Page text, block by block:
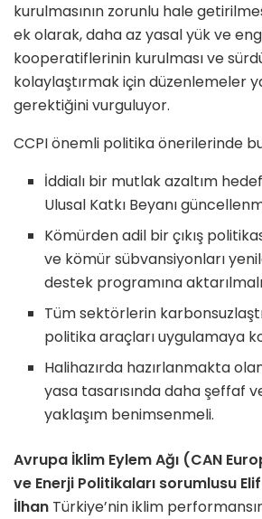
kurulmasının zorunlu hale
ek olarak, daha az yasal yük ve
kooperatiflerinin kurulması ve
kolaylaştırmak için düzenlemeler
gerektiğini vurguluyor.
CCPI önemli politika önerilerinde
İddialı bir mutlak azaltım
Ulusal Katkı Beyanı
Kömürden adil bir çıkış
ve kömür sübvansiyonları
destek programına
Tüm sektörlerin
politika araçları uygulamaya
Halihazırda hazırlanmakta
yasa tasarısında daha şeffaf
yaklaşım benimsenmeli.
Avrupa İklim Eylem Ağı (CAN
ve Enerji Politikaları sorumlusu
İlhan Türkiye’nin iklim